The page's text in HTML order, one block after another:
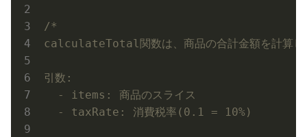
/*
calculateTotal関数は、商品の合計金額を計算し
引数:
  - items: 商品のスライス
  - taxRate: 消費税率(0.1 = 10%)